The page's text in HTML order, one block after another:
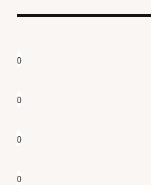
0
0
0
0